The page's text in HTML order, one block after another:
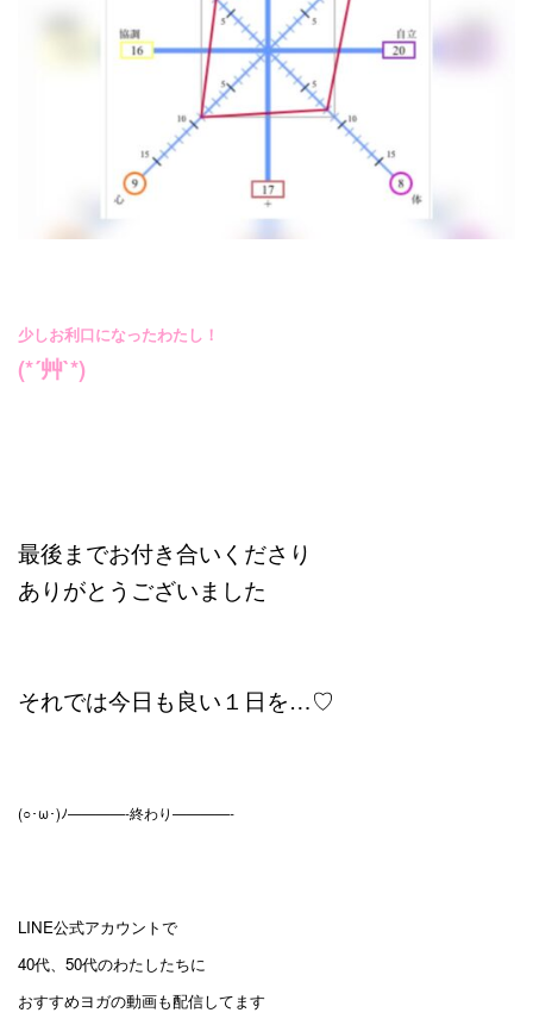
少しお利口になったわたし！
(*´艸`*)
最後までお付き合いくださり
ありがとうございました
それでは今日も良い１日を…♡
(○･ω･)ﾉ————-終わり————-
LINE公式アカウントで
40代、50代のわたしたちに
おすすめヨガの動画も配信してます